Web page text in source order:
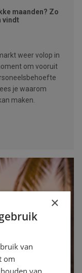
maanden? Zo
vindt
weer volop in
om vooruit
je waarom
maken.
×
van
om
van